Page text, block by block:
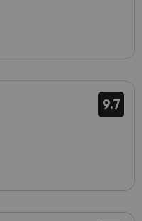
9.7